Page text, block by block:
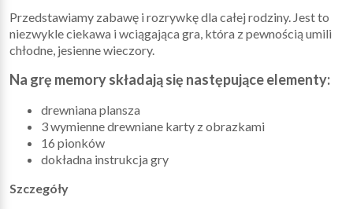
Przedstawiamy zabawę i rozrywkę dla całej rodziny. Jest to
niezwykle ciekawa i wciągająca gra, która z pewnością umili
chłodne, jesienne wieczory.
Na grę memory składają się następujące elementy:
drewniana plansza
3 wymienne drewniane karty z obrazkami
16 pionków
dokładna instrukcja gry
Szczegóły